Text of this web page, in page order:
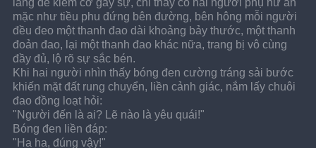
mặc như tiều phu đứng bên đường, bên hông mỗi người
đều đeo một thanh đao dài khoảng bảy thước, một thanh
đoản đao, lại một thanh đao khác nữa, trang bị vô cùng
đầy đủ, lộ rõ sự sắc bén.
Khi hai người nhìn thấy bóng đen cường tráng sải bước
khiến mặt đất rung chuyển, liền cảnh giác, nắm lấy chuôi
đao đồng loạt hỏi:
"Người đến là ai? Lẽ nào là yêu quái!"
Bóng đen liền đáp:
"Ha ha, đúng vậy!"